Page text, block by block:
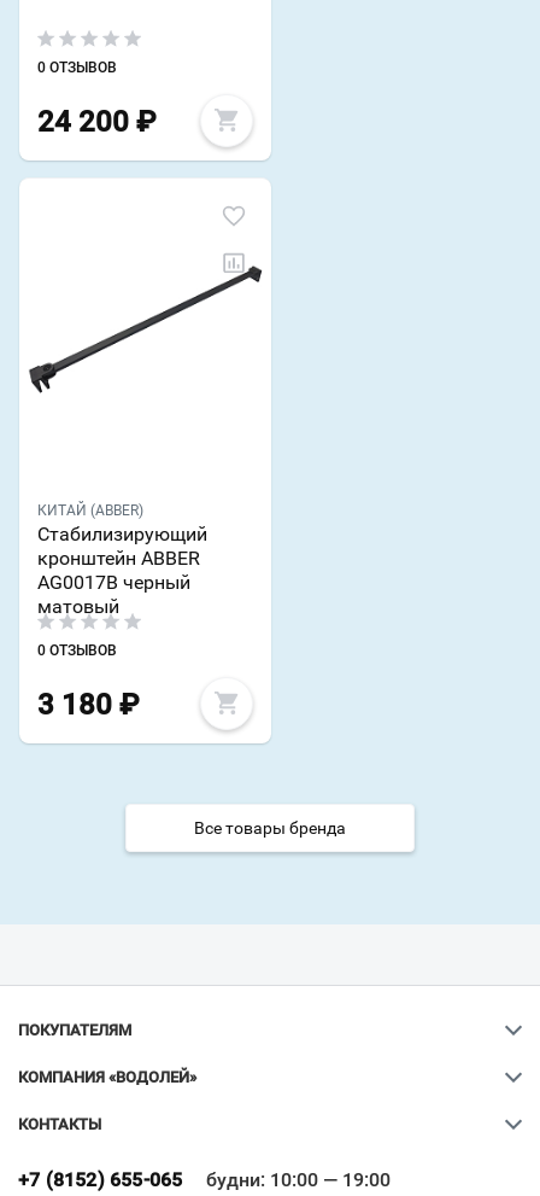
0 ОТЗЫВОВ
24 200 ₽
КИТАЙ (ABBER)
Стабилизирующий
кронштейн ABBER
AG0017B черный
матовый
0 ОТЗЫВОВ
3 180 ₽
Все товары бренда
ПОКУПАТЕЛЯМ
КОМПАНИЯ «ВОДОЛЕЙ»
КОНТАКТЫ
+7 (8152) 655-065 будни: 10:00 — 19:00